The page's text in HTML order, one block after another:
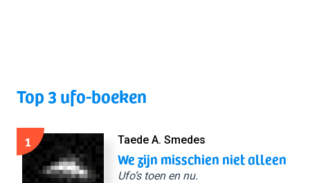
Top 3 ufo-boeken
1 Taede A. Smedes
We zijn misschien niet alleen
Ufo’s toen en nu.